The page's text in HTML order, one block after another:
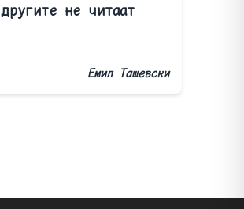
другите не читаат
Емил Ташевски